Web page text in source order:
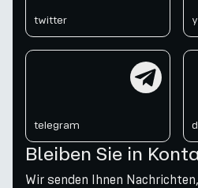
twitter
telegram
Bleiben Sie in
Wir senden Ihnen